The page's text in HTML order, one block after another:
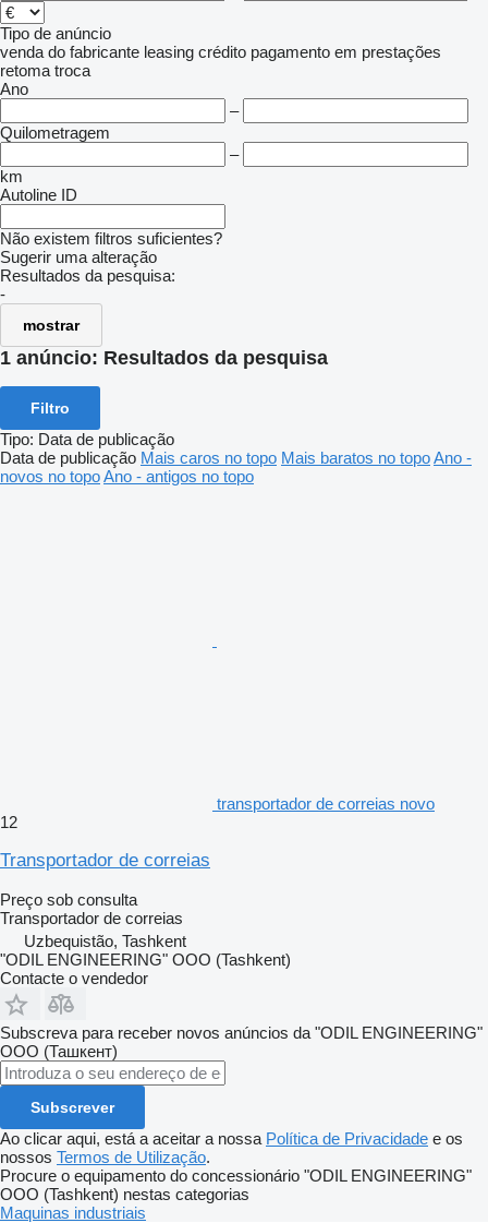
Tipo de anúncio
venda do fabricante leasing crédito pagamento em prestações
retoma troca
Ano
–
Quilometragem
–
km
Autoline ID
Não existem filtros suficientes?
Sugerir uma alteração
Resultados da pesquisa:
-
mostrar
1 anúncio: Resultados da pesquisa
Filtro
Tipo: Data de publicação
Data de publicação Mais caros no topo Mais baratos no topoAno -
novos no topoAno - antigos no topo
transportador de correias novo
12
Transportador de correias
Preço sob consulta
Transportador de correias
Uzbequistão, Tashkent
"ODIL ENGINEERING" OOO (Tashkent)
Contacte o vendedor
Subscreva para receber novos anúncios da "ODIL ENGINEERING"
ООО (Ташкент)
Subscrever
Ao clicar aqui, está a aceitar a nossa Política de Privacidade e os
nossos Termos de Utilização.
Procure o equipamento do concessionário "ODIL ENGINEERING"
OOO (Tashkent) nestas categorias
Maquinas industriais